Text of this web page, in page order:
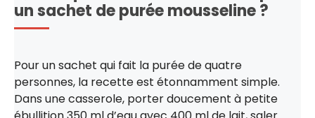
un sachet de purée mousseline ?
Pour un sachet qui fait la purée de quatre
personnes, la recette est étonnamment simple.
Dans une casserole, porter doucement à petite